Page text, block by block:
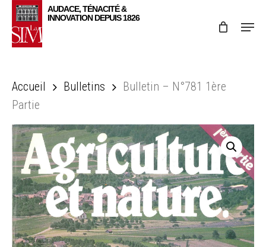
Skip
main
Menu
Accueil Bulletins
Bulletin – N°781 1ère
Partie